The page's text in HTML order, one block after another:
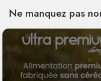
Ne manquez pas